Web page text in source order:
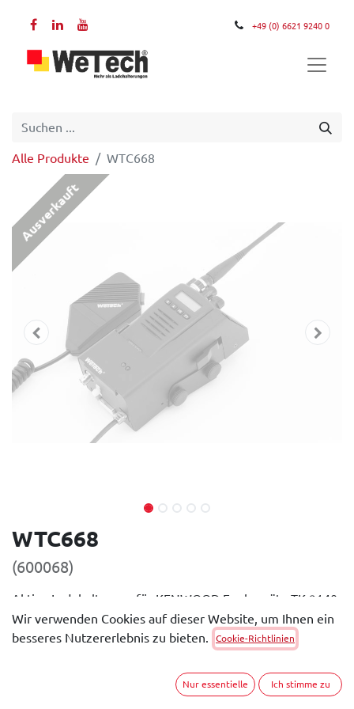
+49 (0) 6621 9240 0
Alle Produkte WTC668
Ausverkauft
WTC668
(600068)
Aktive Ladehalterung für KENWOOD Funkgeräte TK-2140
und TK-3140 Verwendbar mit den Akkus KNB-35L, KNB-
24L, KNB-57L, KNB-55L, KNB-26N, KNB-25A und KNB-
Allgemeine Beschreibung
Wir verwenden Cookies auf dieser Website, um Ihnen ein
besseres Nutzererlebnis zu bieten.
Cookie-Richtlinien
Nur essentielle Ich stimme zu